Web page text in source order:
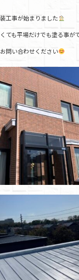
工事が始まりました
ても平場だけでも塗る事が
問い合わせください